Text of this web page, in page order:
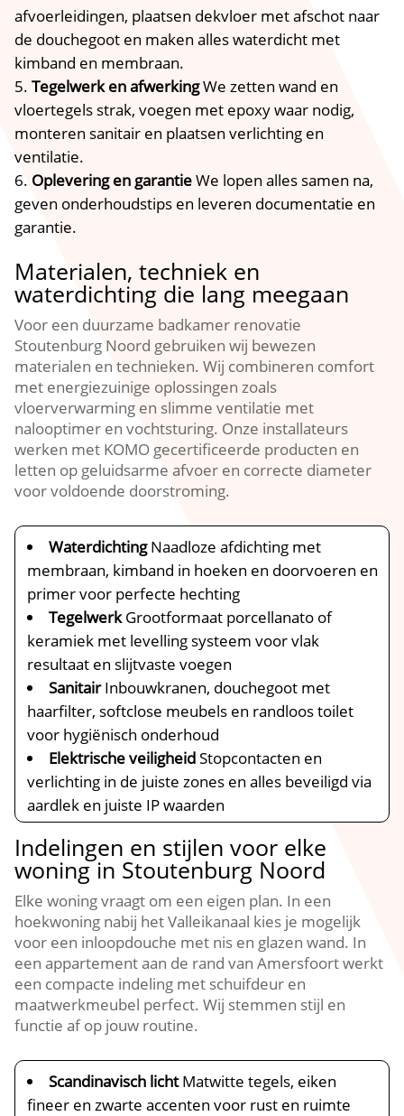
afvoerleidingen, plaatsen dekvloer met afschot naar
de douchegoot en maken alles waterdicht met
kimband en membraan.​
Tegelwerk en afwerkingWe zetten wand en
vloertegels strak, voegen met epoxy waar nodig,
monteren sanitair en plaatsen verlichting en
ventilatie.​
Oplevering en garantieWe lopen alles samen na,
geven onderhoudstips en leveren documentatie en
garantie.​
Materialen, techniek en
waterdichting die lang meegaan
Voor een duurzame badkamer renovatie
Stoutenburg Noord gebruiken wij bewezen
materialen en technieken.​ Wij combineren comfort
met energiezuinige oplossingen zoals
vloerverwarming en slimme ventilatie met
nalooptimer en vochtsturing.​ Onze installateurs
werken met KOMO gecertificeerde producten en
letten op geluidsarme afvoer en correcte diameter
voor voldoende doorstroming.​
WaterdichtingNaadloze afdichting met
membraan, kimband in hoeken en doorvoeren en
primer voor perfecte hechting
TegelwerkGrootformaat porcellanato of
keramiek met levelling systeem voor vlak
resultaat en slijtvaste voegen
SanitairInbouwkranen, douchegoot met
haarfilter, softclose meubels en randloos toilet
voor hygiënisch onderhoud
Elektrische veiligheidStopcontacten en
verlichting in de juiste zones en alles beveiligd via
aardlek en juiste IP waarden
Indelingen en stijlen voor elke
woning in Stoutenburg Noord
Elke woning vraagt om een eigen plan.​ In een
hoekwoning nabij het Valleikanaal kies je mogelijk
voor een inloopdouche met nis en glazen wand.​ In
een appartement aan de rand van Amersfoort werkt
een compacte indeling met schuifdeur en
maatwerkmeubel perfect.​ Wij stemmen stijl en
functie af op jouw routine.​
Scandinavisch lichtMatwitte tegels, eiken
fineer en zwarte accenten voor rust en ruimte